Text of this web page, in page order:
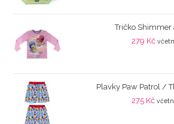
Tričko Shimmer
279 Kč
Plavky Paw Patrol /
275 Kč